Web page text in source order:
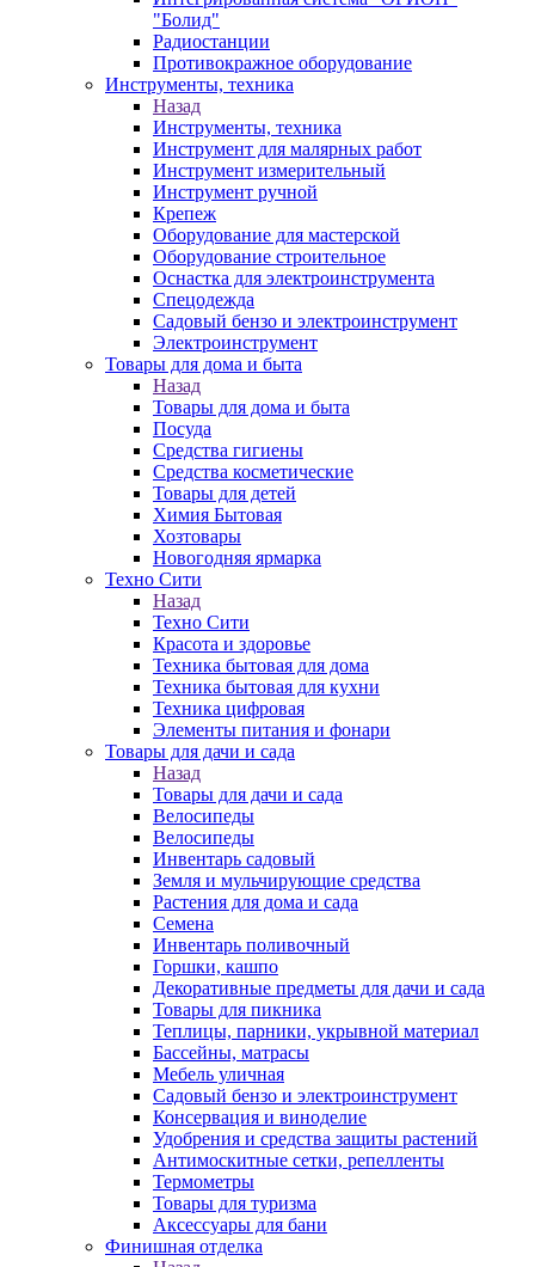
"Болид"
Радиостанции
Противокражное оборудование
Инструменты, техника
Назад
Инструменты, техника
Инструмент для малярных работ
Инструмент измерительный
Инструмент ручной
Крепеж
Оборудование для мастерской
Оборудование строительное
Оснастка для электроинструмента
Спецодежда
Садовый бензо и электроинструмент
Электроинструмент
Товары для дома и быта
Назад
Товары для дома и быта
Посуда
Средства гигиены
Средства косметические
Товары для детей
Химия Бытовая
Хозтовары
Новогодняя ярмарка
Техно Сити
Назад
Техно Сити
Красота и здоровье
Техника бытовая для дома
Техника бытовая для кухни
Техника цифровая
Элементы питания и фонари
Товары для дачи и сада
Назад
Товары для дачи и сада
Велосипеды
Велосипеды
Инвентарь садовый
Земля и мульчирующие средства
Растения для дома и сада
Семена
Инвентарь поливочный
Горшки, кашпо
Декоративные предметы для дачи и сада
Товары для пикника
Теплицы, парники, укрывной материал
Бассейны, матрасы
Мебель уличная
Садовый бензо и электроинструмент
Консервация и виноделие
Удобрения и средства защиты растений
Антимоскитные сетки, репелленты
Термометры
Товары для туризма
Аксессуары для бани
Финишная отделка